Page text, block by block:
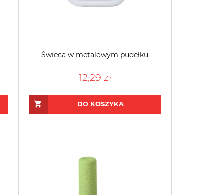
Świeca w metalowym pudełku
12,29 zł
DO KOSZYKA